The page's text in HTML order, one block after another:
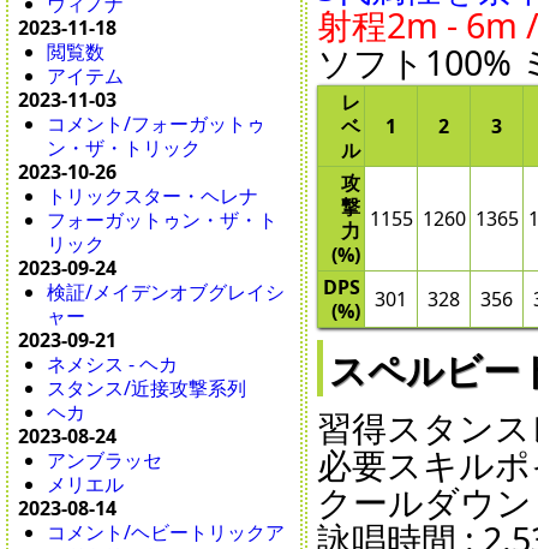
2023-11-18
閲覧数
アイテム
2023-11-03
コメント/フォーガットゥ
ン・ザ・トリック
2023-10-26
トリックスター・ヘレナ
フォーガットゥン・ザ・ト
リック
2023-09-24
検証/メイデンオブグレイシ
ャー
2023-09-21
ネメシス - ヘカ
スタンス/近接攻撃系列
ヘカ
2023-08-24
アンブラッセ
メリエル
2023-08-14
コメント/ヘビートリックア
射程2m - 6m
ソフト100%
レ
ベ
ル
1 2 3
攻
撃
力
(%)
1155 1260 1365
DPS
(%) 301 328 356
スペルビ
習得スタン
必要スキル
クールダウ
詠唱時間 :